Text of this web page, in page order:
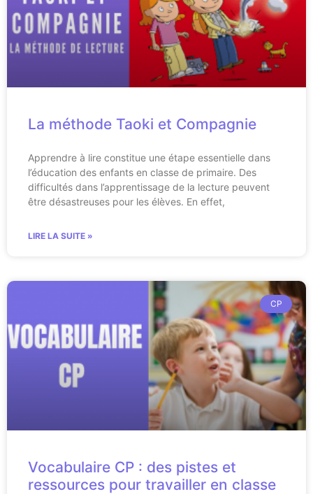
La méthode Taoki et Compagnie
Apprendre à lire constitue une étape essentielle dans
l’éducation des enfants en classe de primaire. Des
difficultés dans l’apprentissage de la lecture peuvent
être désastreuses pour les élèves. En effet,
LIRE LA SUITE »
CP
Vocabulaire CP : des pistes et
ressources pour travailler en classe